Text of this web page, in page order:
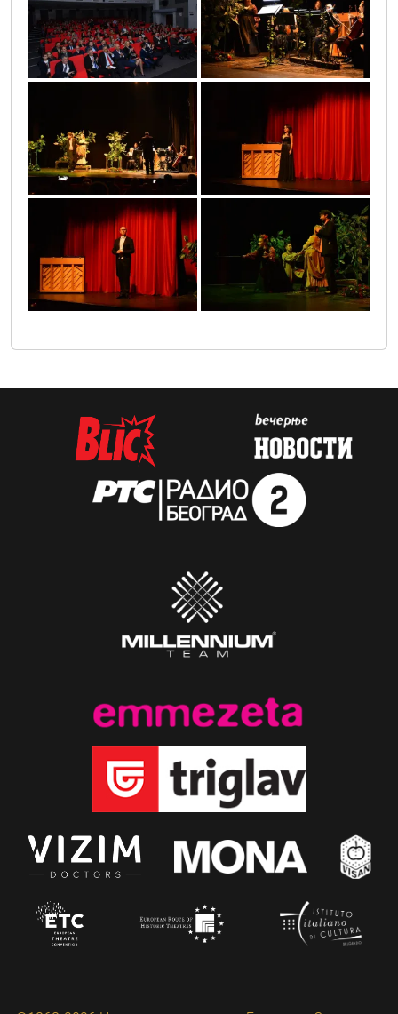
prijem_11 scena1
scena2 scena_4
scena_5 scena3